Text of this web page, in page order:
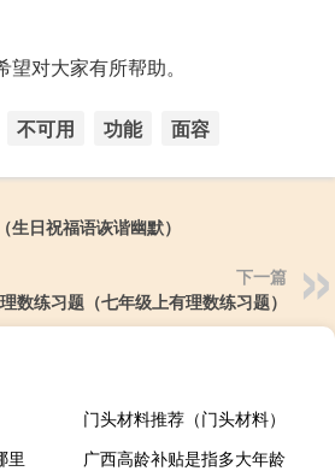
对大家有所帮助。
不可用 功能 面容
日祝福语诙谐幽默）
下一篇
数练习题（七年级上有理数练习题）
门头材料推荐（门头材料）
里
广西高龄补贴是指多大年龄